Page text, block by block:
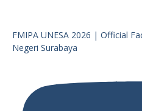
FMIPA UNESA 2026 | Official
Negeri Surabaya